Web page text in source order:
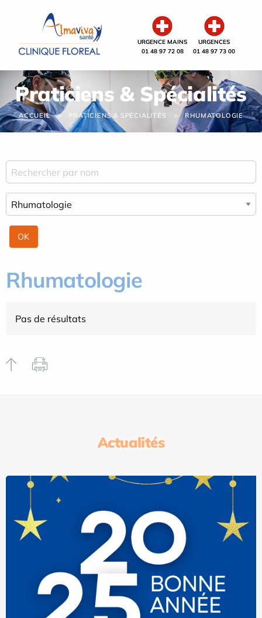
URGENCE MAINS
01 48 97 72 08
URGENCES
01 48 97 73 00
Praticiens & Spécialités
ACCUEIL PRATICIENS & SPÉCIALITÉS RHUMATOLOGIE
Rhumatologie
Pas de résultats
Actualités